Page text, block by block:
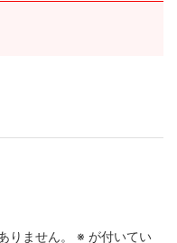
りません。 ※ が付いてい